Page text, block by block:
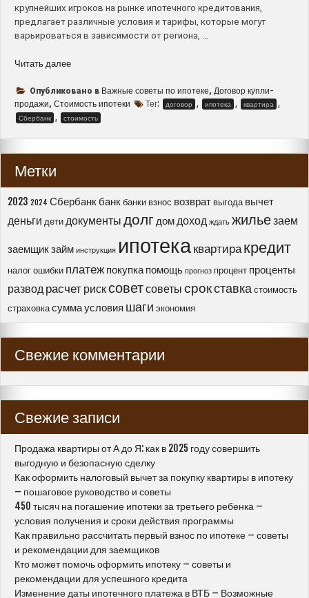
крупнейших игроков на рынке ипотечного кредитования,
предлагает различные условия и тарифы, которые могут
варьироваться в зависимости от региона, …
Читать далее“Стоимость
купли-
продажи
квартиры
–
важные
и
Опубликовано в Важные советы по ипотеке, Договор купли-
продажи, Стоимость ипотеки Тег: договор , ипотека , квартира ,
Сбербанк , стоимость
Метки
2023 2024 Сбербанкбанкбанки взнос возврат выгода вычет
деньги детидокументы долг домдоход ждать жильезаем
заемщикзайм инструкция ипотекаквартиракредит
налогошибки платеж покупка помощь прогноз процент проценты
развод расчет рисксоветсоветы срокставка стоимость
страховкасуммаусловия шаги экономия
Свежие комментарии
Свежие записи
Продажа квартиры от А до Я: как в 2025 году совершить
выгодную и безопасную сделку
Как оформить налоговый вычет за покупку квартиры в ипотеку
– пошаговое руководство и советы
450 тысяч на погашение ипотеки за третьего ребенка –
условия получения и сроки действия программы
Как правильно рассчитать первый взнос по ипотеке – советы
и рекомендации для заемщиков
Кто может помочь оформить ипотеку – советы и
рекомендации для успешного кредита
Изменение даты ипотечного платежа в ВТБ – Возможные